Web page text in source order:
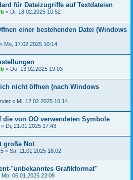
für Dateizugriffe auf Textdateien
« Di, 18.02.2025 10:52
einer bestehenden Datei (Windows
« Mo, 17.02.2025 10:14
« Do, 13.02.2025 19:03
nicht öffnen (nach Windows
« Mi, 12.02.2025 10:14
die von OO verwendeten Symbole
« Di, 21.01.2025 17:43
große Not
« Sa, 11.01.2025 18:02
"unbekanntes Grafikformat"
Mo, 06.01.2025 23:08